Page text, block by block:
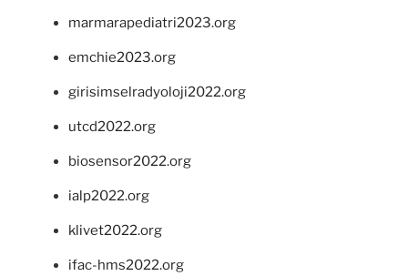
marmarapediatri2023.org
emchie2023.org
girisimselradyoloji2022.org
utcd2022.org
biosensor2022.org
ialp2022.org
klivet2022.org
ifac-hms2022.org